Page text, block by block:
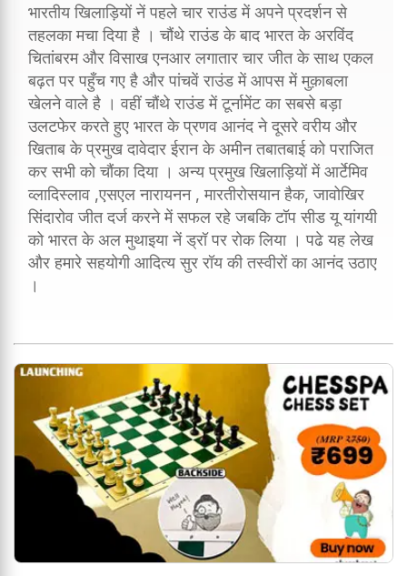
भारतीय खिलाड़ियों नें पहले चार राउंड में अपने प्रदर्शन से
तहलका मचा दिया है । चौंथे राउंड के बाद भारत के अरविंद
चितांबरम और विसाख एनआर लगातार चार जीत के साथ एकल
बढ़त पर पहुँच गए है और पांचवें राउंड में आपस में मुक़ाबला
खेलने वाले है । वहीं चौंथे राउंड में टूर्नामेंट का सबसे बड़ा
उलटफेर करते हुए भारत के प्रणव आनंद ने दूसरे वरीय और
खिताब के प्रमुख दावेदार ईरान के अमीन तबातबाई को पराजित
कर सभी को चौंका दिया । अन्य प्रमुख खिलाड़ियों में आर्टेमिव
व्लादिस्लाव ,एसएल नारायनन , मारतीरोसयान हैक, जावोखिर
सिंदारोव जीत दर्ज करने में सफल रहे जबकि टॉप सीड यू यांगयी
को भारत के अल मुथाइया नें ड्रॉ पर रोक लिया । पढे यह लेख
और हमारे सहयोगी आदित्य सुर रॉय की तस्वीरों का आनंद उठाए
।